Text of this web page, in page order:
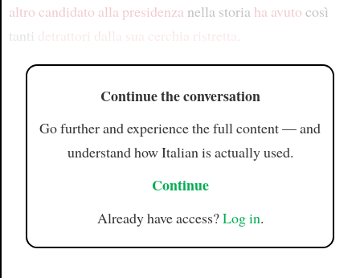
altro candidato alla presidenza nella storia ha avuto così
tanti detrattori dalla sua cerchia ristretta
Continue the conversation
Go further and experience the full content — and
understand how Italian is actually used.
Continue
Already have access?Log in.